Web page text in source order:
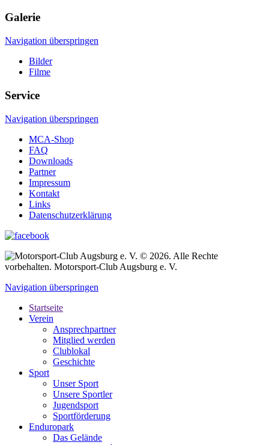
Galerie
Navigation überspringen
Bilder
Filme
Service
Navigation überspringen
MCA-Shop
FAQ
Downloads
Partner
Impressum
Kontakt
Links
Datenschutzerklärung
© 2026. Alle Rechte
vorbehalten. Motorsport-Club Augsburg e. V.
Navigation überspringen
Startseite
Verein
Ansprechpartner
Mitglied werden
Clublokal
Geschichte
Sport
Unser Sport
Unsere Sportler
Jugendsport
Sportförderung
Enduropark
Das Gelände